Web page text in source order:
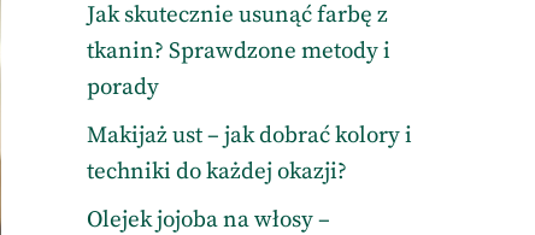
Jak skutecznie usunąć farbę z
tkanin? Sprawdzone metody i
porady
Makijaż ust – jak dobrać kolory i
techniki do każdej okazji?
Olejek jojoba na włosy –